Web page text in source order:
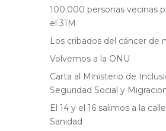
100.000 personas vecinas
el 31M
Los cribados del cáncer de
Volvemos a la ONU
Carta al Ministerio de
Seguridad Social y
El 14 y el 16 salimos a la
Sanidad